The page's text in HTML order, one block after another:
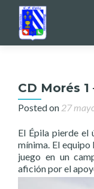
CD Morés 1
Posted on 27
El Épila pierde
mínima. El equipo
juego en un
afición por el